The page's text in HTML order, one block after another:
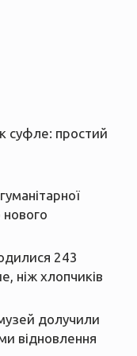
суфле: простий
243
ніж хлопчиків
долучили
відновлення